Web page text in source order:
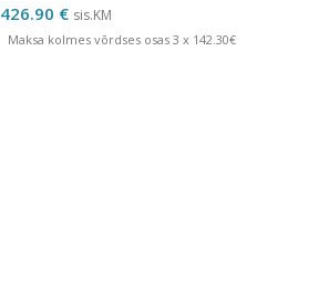
426.90 € sis.KM
Maksa kolmes võrdses osas 3 x 142.30€